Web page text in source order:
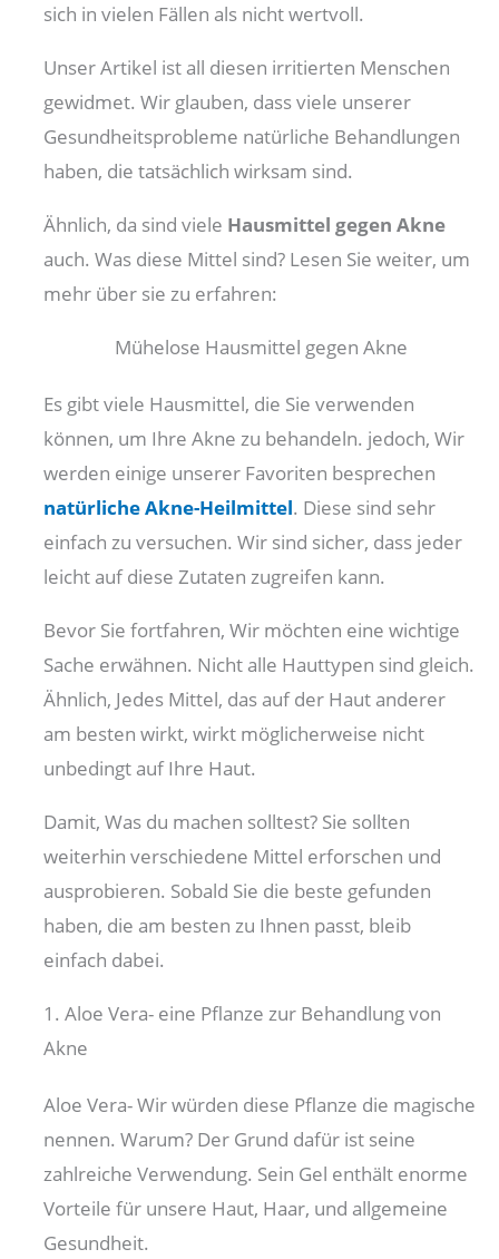
sich in vielen Fällen als nicht wertvoll.
Unser Artikel ist all diesen irritierten Menschen
gewidmet. Wir glauben, dass viele unserer
Gesundheitsprobleme natürliche Behandlungen
haben, die tatsächlich wirksam sind.
Ähnlich, da sind viele Hausmittel gegen Akne
auch. Was diese Mittel sind? Lesen Sie weiter, um
mehr über sie zu erfahren:
Mühelose Hausmittel gegen Akne
Es gibt viele Hausmittel, die Sie verwenden
können, um Ihre Akne zu behandeln. jedoch, Wir
werden einige unserer Favoriten besprechen
natürliche Akne-Heilmittel. Diese sind sehr
einfach zu versuchen. Wir sind sicher, dass jeder
leicht auf diese Zutaten zugreifen kann.
Bevor Sie fortfahren, Wir möchten eine wichtige
Sache erwähnen. Nicht alle Hauttypen sind gleich.
Ähnlich, Jedes Mittel, das auf der Haut anderer
am besten wirkt, wirkt möglicherweise nicht
unbedingt auf Ihre Haut.
Damit, Was du machen solltest? Sie sollten
weiterhin verschiedene Mittel erforschen und
ausprobieren. Sobald Sie die beste gefunden
haben, die am besten zu Ihnen passt, bleib
einfach dabei.
1. Aloe Vera- eine Pflanze zur Behandlung von
Akne
Aloe Vera- Wir würden diese Pflanze die magische
nennen. Warum? Der Grund dafür ist seine
zahlreiche Verwendung. Sein Gel enthält enorme
Vorteile für unsere Haut, Haar, und allgemeine
Gesundheit.